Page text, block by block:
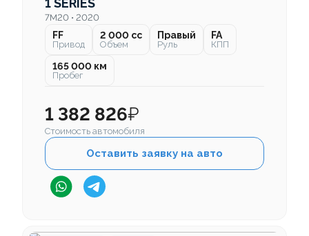
1 SERIES
7M20 • 2020
FF
Привод
2 000 cc
Объем
Правый
Руль
FA
КПП
165 000 км
Пробег
1 382 826₽
Стоимость автомобиля
Оставить заявку на авто